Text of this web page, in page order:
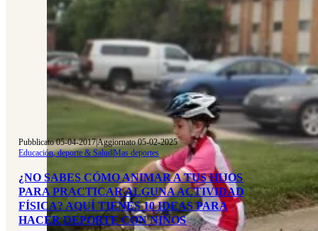
Pubblicato 05-04-2017|Aggiornato 05-02-2025
Educación, deporte & Salud|Mas deportes
¿NO SABES CÓMO ANIMAR A TUS HIJOS
PARA PRACTICAR ALGUNA ACTIVIDAD
FÍSICA? AQUÍ TIENES 10 IDEAS PARA
HACER DEPORTE CON NIÑOS